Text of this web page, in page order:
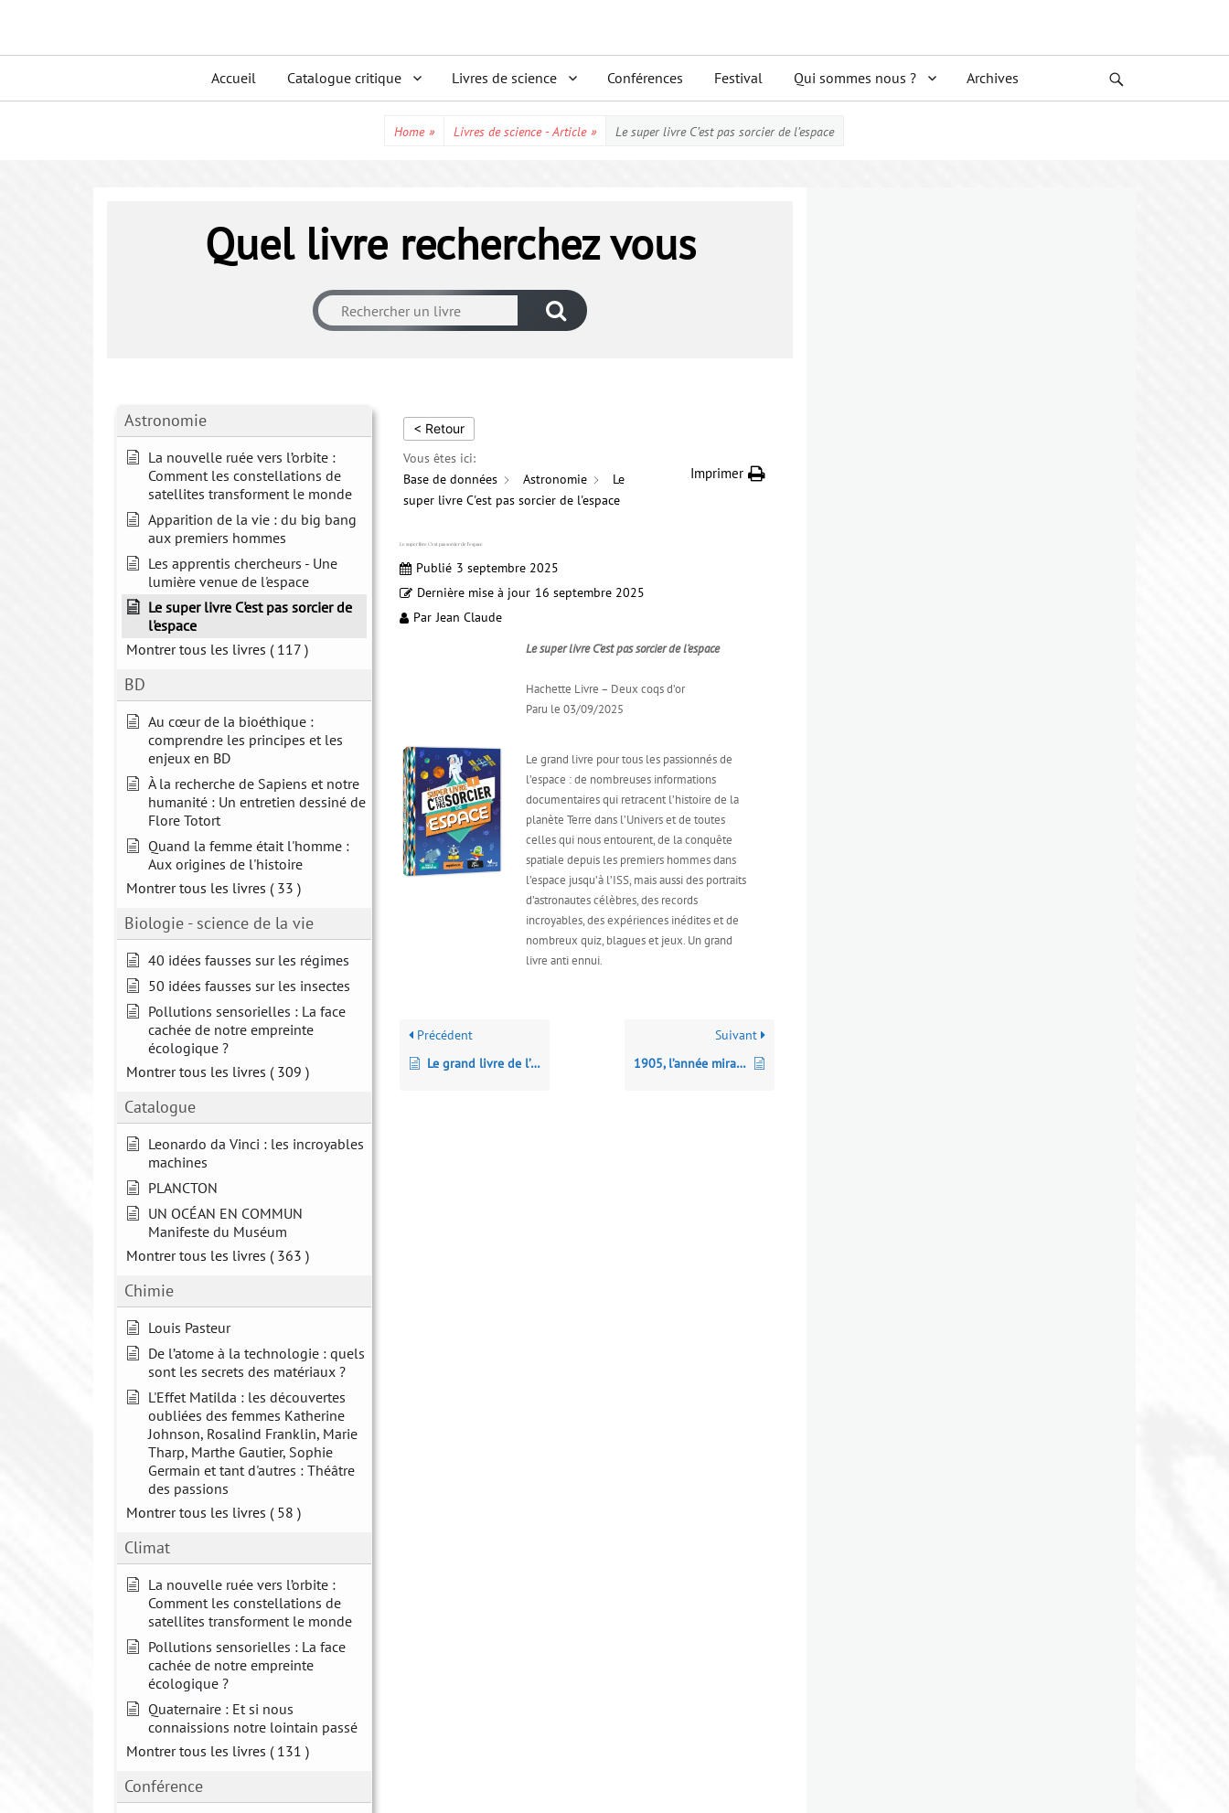
menu
Accueil Catalogue critique Livres de science Conférences Festival Qui sommes nous ? Archives
Home » Livres de science - Article » Le super livre C’est pas sorcier de l’espace
Quel livre recherchez vous
Astronomie
La nouvelle ruée vers l’orbite :
Comment les constellations de
satellites transforment le monde
Apparition de la vie : du big bang
aux premiers hommes
Les apprentis chercheurs - Une
lumière venue de l'espace
Le super livre C'est pas sorcier de
l'espace
Montrer tous les livres ( 117 )
BD
Au cœur de la bioéthique :
comprendre les principes et les
enjeux en BD
À la recherche de Sapiens et notre
humanité : Un entretien dessiné de
Flore Totort
Quand la femme était l'homme :
Aux origines de l'histoire
Montrer tous les livres ( 33 )
Biologie - science de la vie
40 idées fausses sur les régimes
50 idées fausses sur les insectes
Pollutions sensorielles : La face
cachée de notre empreinte
écologique ?
Montrer tous les livres ( 309 )
Catalogue
Leonardo da Vinci : les incroyables
machines
PLANCTON
UN OCÉAN EN COMMUN
Manifeste du Muséum
Montrer tous les livres ( 363 )
Chimie
Louis Pasteur
De l’atome à la technologie : quels
sont les secrets des matériaux ?
L'Effet Matilda : les découvertes
oubliées des femmes Katherine
Johnson, Rosalind Franklin, Marie
Tharp, Marthe Gautier, Sophie
Germain et tant d'autres : Théâtre
des passions
Montrer tous les livres ( 58 )
Climat
La nouvelle ruée vers l’orbite :
Comment les constellations de
satellites transforment le monde
Pollutions sensorielles : La face
cachée de notre empreinte
écologique ?
Quaternaire : Et si nous
connaissions notre lointain passé
Montrer tous les livres ( 131 )
Conférence
< Retour
Vous êtes ici:
Base de données
Astronomie
Le
super livre C'est pas sorcier de l'espace
Imprimer
Le super livre C’est pas sorcier de l’espace
Publié 3 septembre 2025
Dernière mise à jour 16 septembre 2025
Par Jean Claude
Le super livre C’est pas sorcier de l’espace
Hachette Livre – Deux coqs d’or
Paru le 03/09/2025
Le grand livre pour tous les passionnés de
l’espace : de nombreuses informations
documentaires qui retracent l’histoire de la
planète Terre dans l’Univers et de toutes
celles qui nous entourent, de la conquête
spatiale depuis les premiers hommes dans
l’espace jusqu’à l’ISS, mais aussi des portraits
d’astronautes célèbres, des records
incroyables, des expériences inédites et de
nombreux quiz, blagues et jeux. Un grand
livre anti ennui.
Précédent
Le grand livre de l’exobiologie : les origines de la vie sur Terre… et sa recherche ailleurs dans l’Univers
Suivant
1905, l’année miraculeuse d’Einstein